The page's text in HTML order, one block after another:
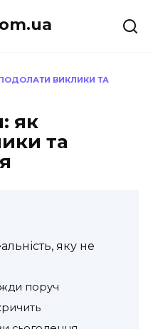
ВИКЛИКИ ТА
як
та
яку не
поруч